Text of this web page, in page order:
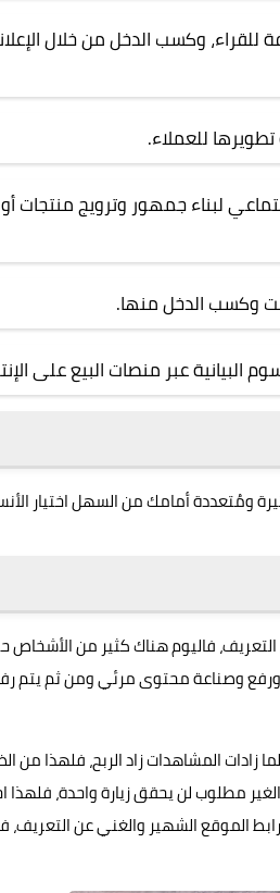
وكسب الدخل من خلال
للعملاء.
لبناء جمهور وترويج منتجات أو
وكسب الدخل منها.
البيانية عبر منصات البيع على
ومُتعددة أمامك من السهل اختيار
فاليوم هناك كثير من الأشخاص
وصناعة محتوى مرئي ومن ثم يتم
المشاهدات زاد الربح، فلهذا من
مطلوب لن يحقق زيارة واحدة،
رابط الموقع الشهير والغني عن